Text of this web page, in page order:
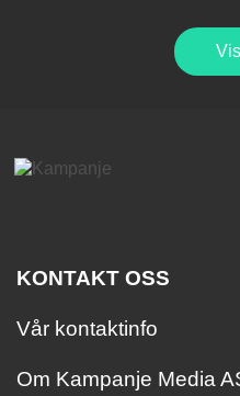
KONTAKT OSS
Vår kontaktinfo
Om Kampanje Media